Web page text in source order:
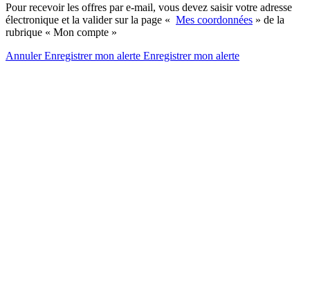
Pour recevoir les offres par e-mail, vous devez saisir votre adresse
électronique et la valider sur la page « Mes coordonnées » de la
rubrique « Mon compte »
AnnulerEnregistrer mon alerte Enregistrermon alerte